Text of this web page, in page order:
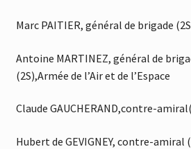
Marc PAITIER, général de brigade
Antoine MARTINEZ, général de
(2S),Armée de l’Air et de l’Espace
Claude GAUCHERAND,contre-
Hubert de GEVIGNEY, contre-amiral